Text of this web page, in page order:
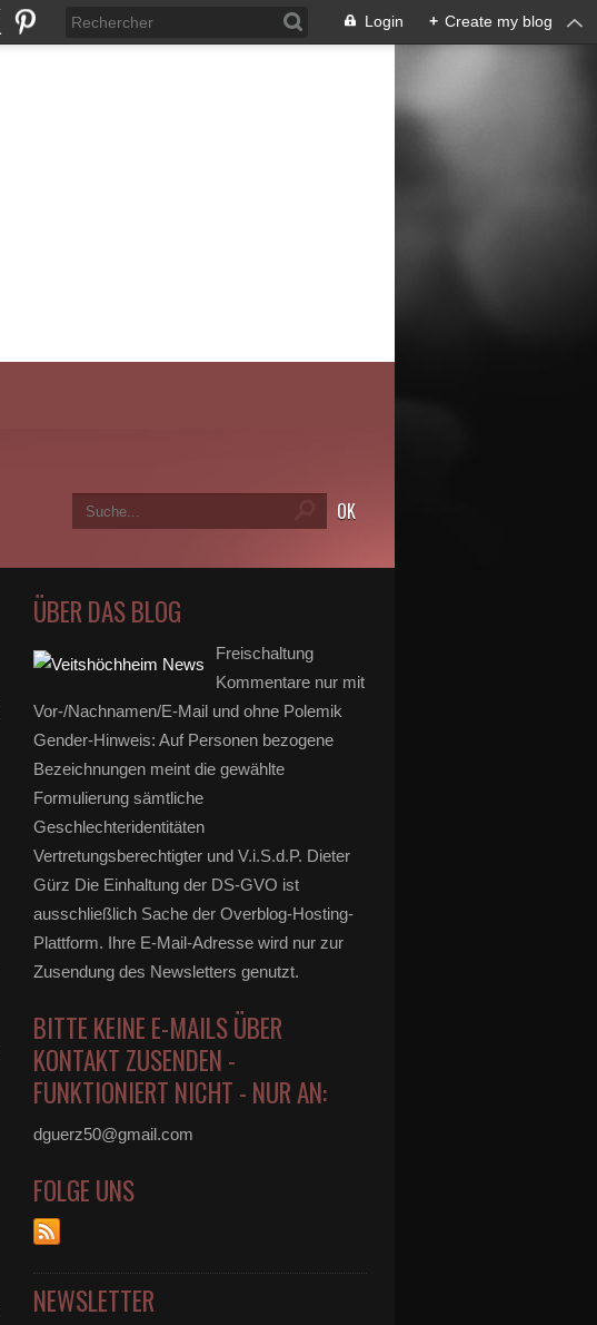
Login + Create my blog
ÜBER DAS BLOG
Freischaltung
Kommentare nur mit
Vor-/Nachnamen/E-Mail und ohne Polemik
Gender-Hinweis: Auf Personen bezogene
Bezeichnungen meint die gewählte
Formulierung sämtliche
Geschlechteridentitäten
Vertretungsberechtigter und V.i.S.d.P. Dieter
Gürz Die Einhaltung der DS-GVO ist
ausschließlich Sache der Overblog-Hosting-
Plattform. Ihre E-Mail-Adresse wird nur zur
Zusendung des Newsletters genutzt.
BITTE KEINE E-MAILS ÜBER
KONTAKT ZUSENDEN -
FUNKTIONIERT NICHT - NUR AN:
dguerz50@gmail.com
FOLGE UNS
NEWSLETTER